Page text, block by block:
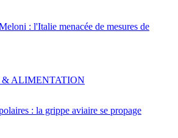
: l'Italie menacée de mesures de
: la grippe aviaire se propage
ALIMENTATION